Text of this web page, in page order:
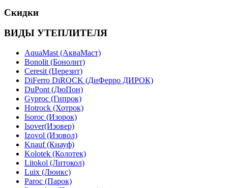
Скидки
ВИДЫ УТЕПЛИТЕЛЯ
AquaMast (АкваМаст)
Bonolit (Бонолит)
Ceresit (Церезит)
DiFerro DiROCK (ДиФерро ДИРОК)
DuPont (ДюПон)
Gyproc (Гипрок)
Hotrock (Хотрок)
Isoroc (Изорок)
Isover(Изовер)
Izovol (Изовол)
Knauf (Кнауф)
Kolotek (Колотек)
Litokol (Литокол)
Luix (Люикс)
Paroc (Парок)